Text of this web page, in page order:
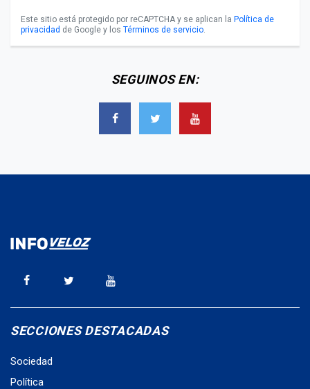
Este sitio está protegido por reCAPTCHA y se aplican la Política de
privacidad de Google y los Términos de servicio.
SEGUINOS EN:
SECCIONES DESTACADAS
Sociedad
Política